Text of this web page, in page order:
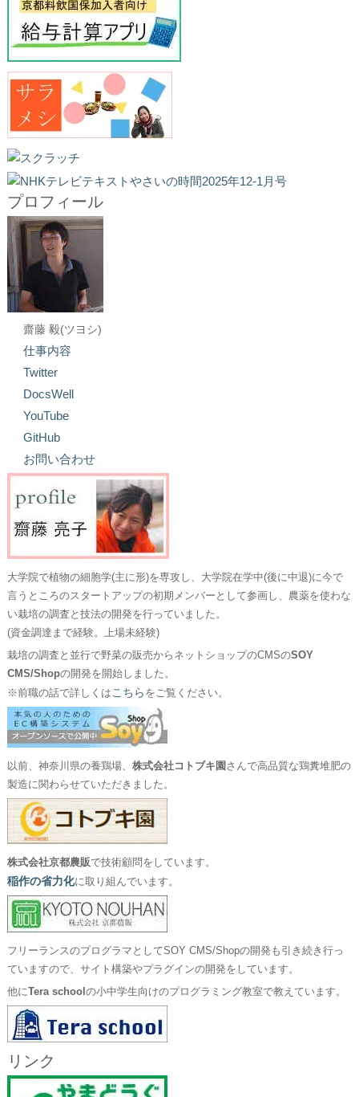
プロフィール
齋藤 毅(ツヨシ)
仕事内容
Twitter
DocsWell
YouTube
GitHub
お問い合わせ
大学院で植物の細胞学(主に形)を専攻し、大学院在学中(後に中退)に今で
言うところのスタートアップの初期メンバーとして参画し、農薬を使わな
い栽培の調査と技法の開発を行っていました。
(資金調達まで経験。上場未経験)
栽培の調査と並行で野菜の販売からネットショップのCMSのSOY
CMS/Shopの開発を開始しました。
※前職の話で詳しくはこちら をご覧ください。
以前、神奈川県の養鶏場、 株式会社コトブキ園 さんで高品質な鶏糞堆肥の
製造に関わらせていただきました。
株式会社京都農販で技術顧問をしています。
稲作の省力化に取り組んでいます。
フリーランスのプログラマとしてSOY CMS/Shopの開発も引き続き行っ
ていますので、サイト構築やプラグインの開発をしています。
他にTera school の小中学生向けのプログラミング教室で教えています。
リンク